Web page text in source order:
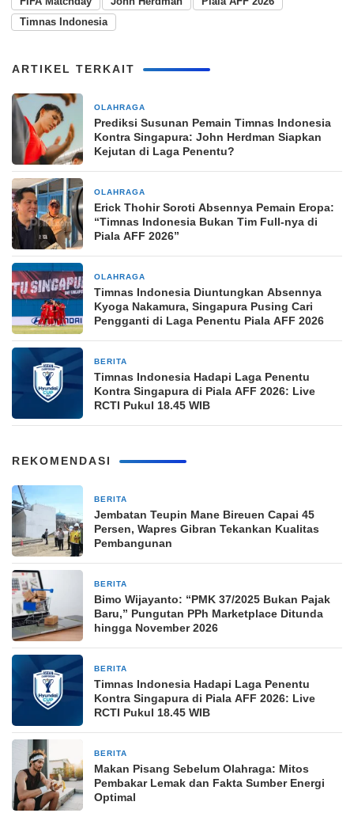
Timnas Indonesia
ARTIKEL TERKAIT
OLAHRAGA
Prediksi Susunan Pemain Timnas Indonesia
Kontra Singapura: John Herdman Siapkan
Kejutan di Laga Penentu?
OLAHRAGA
Erick Thohir Soroti Absennya Pemain Eropa:
“Timnas Indonesia Bukan Tim Full-nya di
Piala AFF 2026”
OLAHRAGA
Timnas Indonesia Diuntungkan Absennya
Kyoga Nakamura, Singapura Pusing Cari
Pengganti di Laga Penentu Piala AFF 2026
BERITA
Timnas Indonesia Hadapi Laga Penentu
Kontra Singapura di Piala AFF 2026: Live
RCTI Pukul 18.45 WIB
REKOMENDASI
BERITA
Jembatan Teupin Mane Bireuen Capai 45
Persen, Wapres Gibran Tekankan Kualitas
Pembangunan
BERITA
Bimo Wijayanto: “PMK 37/2025 Bukan Pajak
Baru,” Pungutan PPh Marketplace Ditunda
hingga November 2026
BERITA
Timnas Indonesia Hadapi Laga Penentu
Kontra Singapura di Piala AFF 2026: Live
RCTI Pukul 18.45 WIB
BERITA
Makan Pisang Sebelum Olahraga: Mitos
Pembakar Lemak dan Fakta Sumber Energi
Optimal